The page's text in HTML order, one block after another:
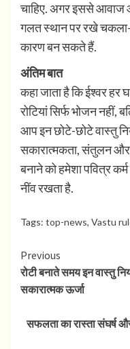
चाहिए. अगर इससे आवाज
गलत स्थान पर रखे
कारण बन सकते हैं.
अंतिम बात
कहा जाता है कि ईश्वर हर
रोटियां सिर्फ भोजन नहीं,
आप इन छोटे-छोटे वास्तु
सकारात्मकता, संतुलन और
बनाने को हमेशा पवित्र
नींव रखता है.
Tags: top-news, Vastu
Continue
Reading
Previous
रोटी बनाते समय इन वास्तु
सकारात्मक ऊर्जा
सफलता का रास्ता संघर्ष